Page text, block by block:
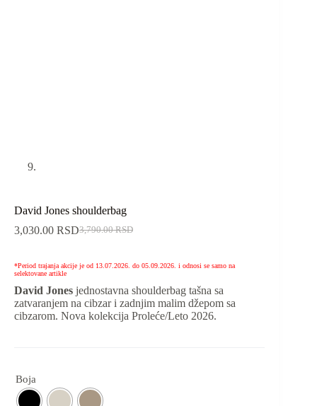
David Jones shoulderbag
3,790.00RSD
3,030.00 RSD
*Period trajanja akcije je od 13.07.2026. do 05.09.2026. i odnosi se samo na
selektovane artikle
David Jones jednostavna shoulderbag tašna sa
zatvaranjem na cibzar i zadnjim malim džepom sa
cibzarom. Nova kolekcija Proleće/Leto 2026.
Boja